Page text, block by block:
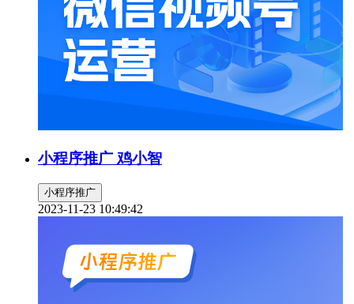
小程序推广 鸡小智
小程序推广
2023-11-23 10:49:42